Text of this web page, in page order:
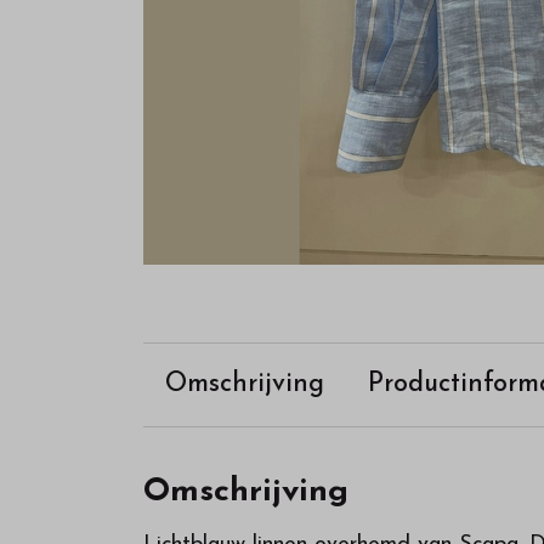
Omschrijving
Omschrijving